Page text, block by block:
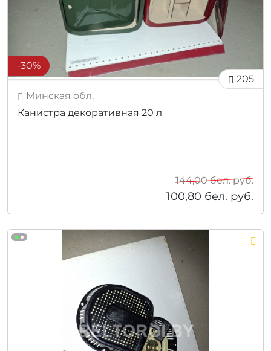
-30%
205
Минская обл.
Канистра декоративная 20 л
144,00бел. руб.
100,80 бел. руб.